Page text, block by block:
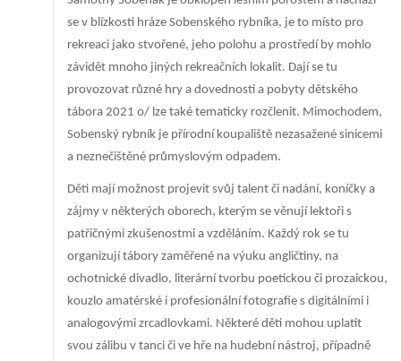
se v blízkosti hráze Sobenského rybníka, je to místo pro
rekreaci jako stvořené, jeho polohu a prostředí by mohlo
závidět mnoho jiných rekreačních lokalit. Dají se tu
provozovat různé hry a dovednosti a pobyty dětského
tábora 2021 o/ lze také tematicky rozčlenit. Mimochodem,
Sobenský rybník je přírodní koupaliště nezasažené sinicemi
a neznečištěné průmyslovým odpadem.
Děti mají možnost projevit svůj talent či nadání, koníčky a
zájmy v některých oborech, kterým se věnují lektoři s
patřičnými zkušenostmi a vzděláním. Každý rok se tu
organizují tábory zaměřené na výuku angličtiny, na
ochotnické divadlo, literární tvorbu poetickou či prozaickou,
kouzlo amatérské i profesionální fotografie s digitálními i
analogovými zrcadlovkami. Některé děti mohou uplatit
svou zálibu v tanci či ve hře na hudební nástroj, případně